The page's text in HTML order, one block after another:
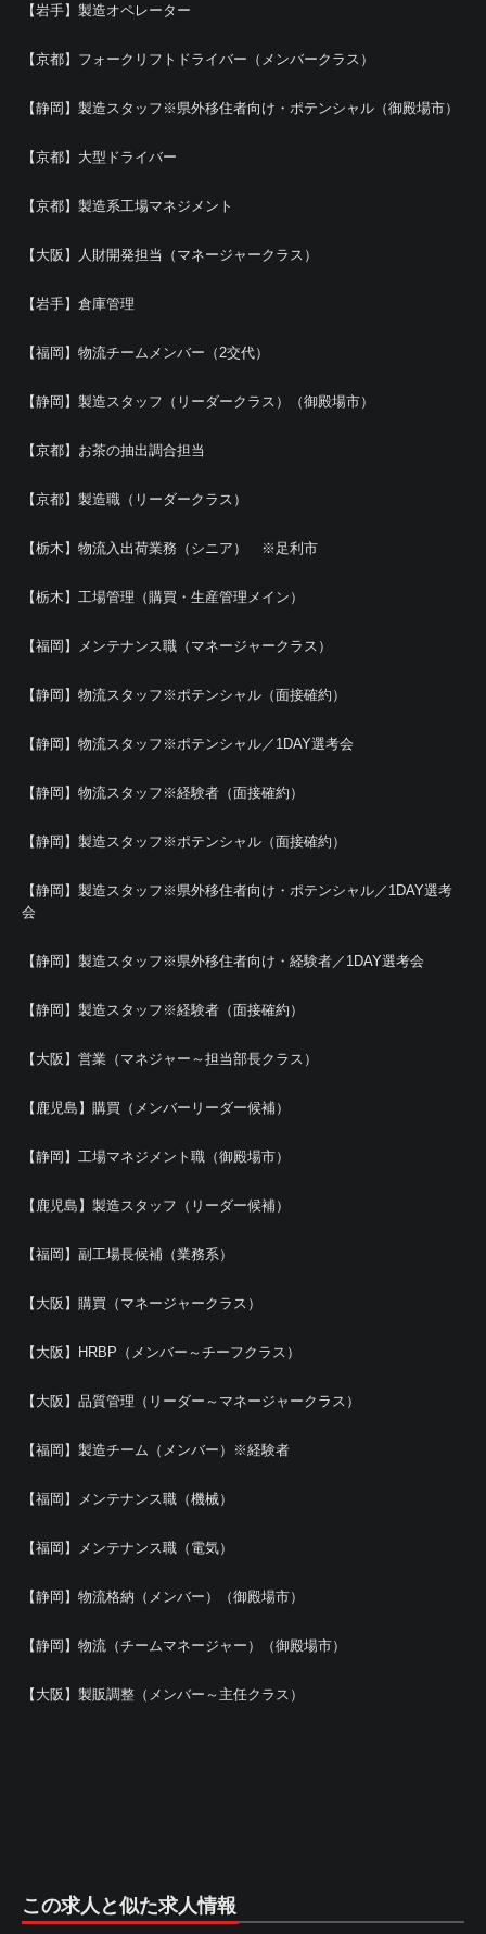
【岩手】製造オペレーター
【京都】フォークリフトドライバー（メンバークラス）
【静岡】製造スタッフ※県外移住者向け・ポテンシャル（御殿場市）
【京都】大型ドライバー
【京都】製造系工場マネジメント
【大阪】人財開発担当（マネージャークラス）
【岩手】倉庫管理
【福岡】物流チームメンバー（2交代）
【静岡】製造スタッフ（リーダークラス）（御殿場市）
【京都】お茶の抽出調合担当
【京都】製造職（リーダークラス）
【栃木】物流入出荷業務（シニア） ※足利市
【栃木】工場管理（購買・生産管理メイン）
【福岡】メンテナンス職（マネージャークラス）
【静岡】物流スタッフ※ポテンシャル（面接確約）
【静岡】物流スタッフ※ポテンシャル／1DAY選考会
【静岡】物流スタッフ※経験者（面接確約）
【静岡】製造スタッフ※ポテンシャル（面接確約）
【静岡】製造スタッフ※県外移住者向け・ポテンシャル／1DAY選考
会
【静岡】製造スタッフ※県外移住者向け・経験者／1DAY選考会
【静岡】製造スタッフ※経験者（面接確約）
【大阪】営業（マネジャー～担当部長クラス）
【鹿児島】購買（メンバーリーダー候補）
【静岡】工場マネジメント職（御殿場市）
【鹿児島】製造スタッフ（リーダー候補）
【福岡】副工場長候補（業務系）
【大阪】購買（マネージャークラス）
【大阪】HRBP（メンバー～チーフクラス）
【大阪】品質管理（リーダー～マネージャークラス）
【福岡】製造チーム（メンバー）※経験者
【福岡】メンテナンス職（機械）
【福岡】メンテナンス職（電気）
【静岡】物流格納（メンバー）（御殿場市）
【静岡】物流（チームマネージャー）（御殿場市）
【大阪】製販調整（メンバー～主任クラス）
この求人と似た求人情報